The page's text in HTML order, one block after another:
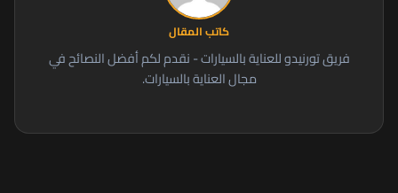
كاتب المقال
فريق تورنيدو للعناية بالسيارات - نقدم لكم أفضل النصائح في
مجال العناية بالسيارات.